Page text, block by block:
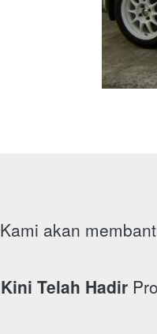
Kami akan
Kini Telah Hadir